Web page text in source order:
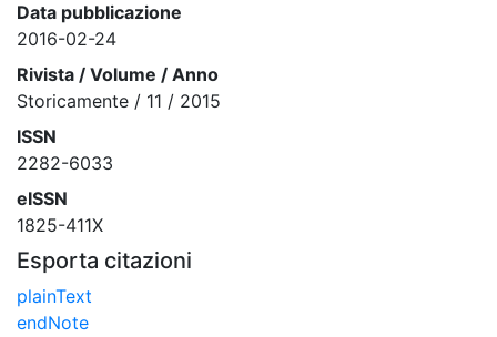
Data pubblicazione
2016-02-24
Rivista / Volume / Anno
Storicamente / 11 / 2015
ISSN
2282-6033
eISSN
1825-411X
Esporta citazioni
plainText
endNote